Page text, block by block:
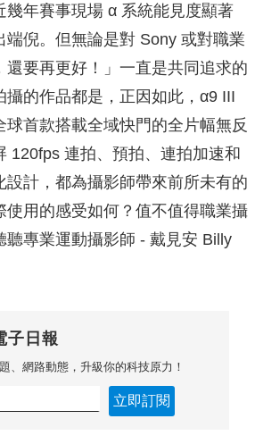
幾年賽事現場 α 系統能見度顯著
端倪。但無論是對 Sony 或對職業
還要再更好！」一直是共同追求的
攝的作品都是，正因如此，α9 III
球首款搭載全域快門的全片幅無反
120fps 連拍、預拍、連拍加速和
設計，都為攝影師帶來前所未有的
使用的感受如何？值不值得職業攝
聽專業運動攝影師 - 戴見安 Billy
子日報
、網路動態，升級你的科技原力！
立即訂閱